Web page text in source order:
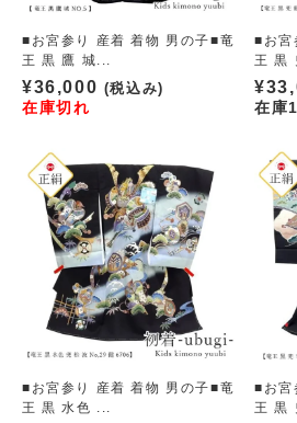
■お宮参り 産着 着物 男の子■竜
王 黒 鷹 城...
¥36,000 (税込み)
在庫切れ
■お宮
王 黒
¥
在庫
■お宮参り 産着 着物 男の子■竜
王 黒 水色 ...
■お宮
王 黒